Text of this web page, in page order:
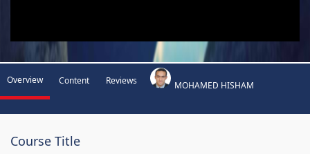
Overview Content Reviews MOHAMED HISHAM
Course Title